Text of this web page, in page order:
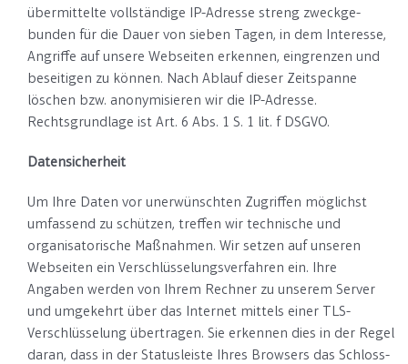
übermittelte vollständige IP-Adresse streng zweckge­
bunden für die Dauer von sieben Tagen, in dem Interesse,
Angriffe auf unsere Web­seiten erkennen, eingrenzen und
beseitigen zu können. Nach Ablauf dieser Zeitspanne
löschen bzw. anonymisieren wir die IP-Adresse.
Rechtsgrundlage ist Art. 6 Abs. 1 S. 1 lit. f DSGVO.
Datensicherheit
Um Ihre Daten vor unerwünschten Zugriffen möglichst
umfassend zu schützen, treffen wir technische und
organisatorische Maßnahmen. Wir setzen auf unseren
Webseiten ein Verschlüsselungsverfahren ein. Ihre
Angaben werden von Ihrem Rechner zu unserem Server
und umgekehrt über das Internet mittels einer TLS-
Verschlüsselung übertragen. Sie erkennen dies in der Regel
daran, dass in der Statusleiste Ihres Browsers das Schloss-